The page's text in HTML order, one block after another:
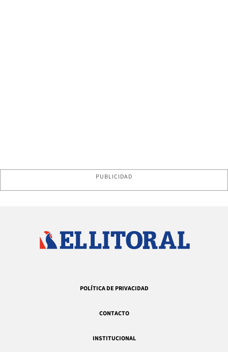
PUBLICIDAD
POLÍTICA DE PRIVACIDAD
CONTACTO
INSTITUCIONAL